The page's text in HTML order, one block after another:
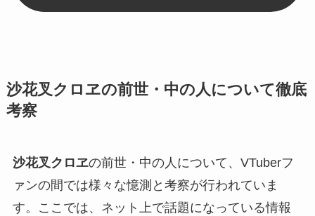
沙花叉クロヱの前世・中の人について徹底
考察
沙花叉クロヱの前世・中の人について、VTuberフ
ァンの間では様々な憶測と考察が行われていま
す。ここでは、ネット上で話題になっている情報